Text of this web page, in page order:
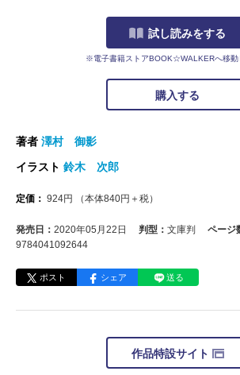
試し読みをする
※電子書籍ストアBOOK☆WALKERへ移動
購入する
著者 澤村 御影
イラスト 鈴木 次郎
定価： 924円 （本体840円＋税）
発売日： 2020年05月22日 判型： 文庫判 ページ
9784041092644
ポスト シェア 送る
作品特設サイト